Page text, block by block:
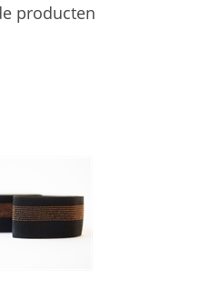
producten